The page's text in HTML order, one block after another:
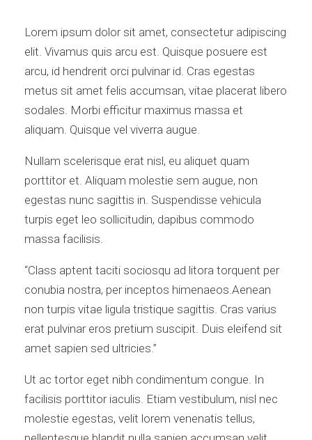
Lorem ipsum dolor sit amet, consectetur adipiscing
elit. Vivamus quis arcu est. Quisque posuere est
arcu, id hendrerit orci pulvinar id. Cras egestas
metus sit amet felis accumsan, vitae placerat libero
sodales. Morbi efficitur maximus massa et
aliquam. Quisque vel viverra augue.
Nullam scelerisque erat nisl, eu aliquet quam
porttitor et. Aliquam molestie sem augue, non
egestas nunc sagittis in. Suspendisse vehicula
turpis eget leo sollicitudin, dapibus commodo
massa facilisis.
“Class aptent taciti sociosqu ad litora torquent per
conubia nostra, per inceptos himenaeos.Aenean
non turpis vitae ligula tristique sagittis. Cras varius
erat pulvinar eros pretium suscipit. Duis eleifend sit
amet sapien sed ultricies.”
Ut ac tortor eget nibh condimentum congue. In
facilisis porttitor iaculis. Etiam vestibulum, nisl nec
molestie egestas, velit lorem venenatis tellus,